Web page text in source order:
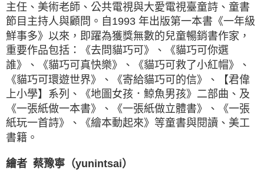
主任、美術老師、公共電視與大愛電視臺童詩、童書
節目主持人與顧問。自1993 年出版第一本書《一年級
鮮事多》以來，即躍為獲獎無數的兒童暢銷書作家，
重要作品包括：《去問貓巧可》、《貓巧可你選
誰》、《貓巧可真快樂》、《貓巧可救了小紅帽》、
《貓巧可環遊世界》、《寄給貓巧可的信》、【君偉
上小學】系列、《地圖女孩．鯨魚男孩》二部曲、及
《一張紙做一本書》、《一張紙做立體書》、《一張
紙玩一首詩》、《繪本動起來》等童書與閱讀、美工
書籍。
繪者 蔡豫寧（yunintsai）